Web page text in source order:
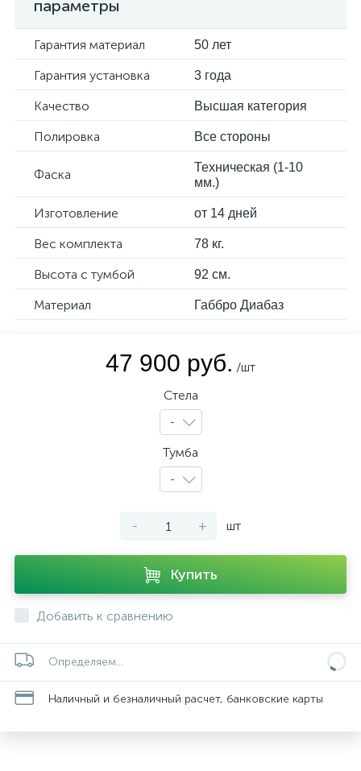
параметры
Гарантия материал 50 лет
Гарантия установка 3 года
Качество Высшая категория
Полировка Все стороны
Фаска
Техническая (1-10
мм.)
Изготовление от 14 дней
Вес комплекта 78 кг.
Высота с тумбой 92 см.
Материал Габбро Диабаз
47 900 руб. /шт
Стела
-
Тумба
-
- + шт
Купить
Добавить к сравнению
Определяем...
Наличный и безналичный расчет, банковские карты